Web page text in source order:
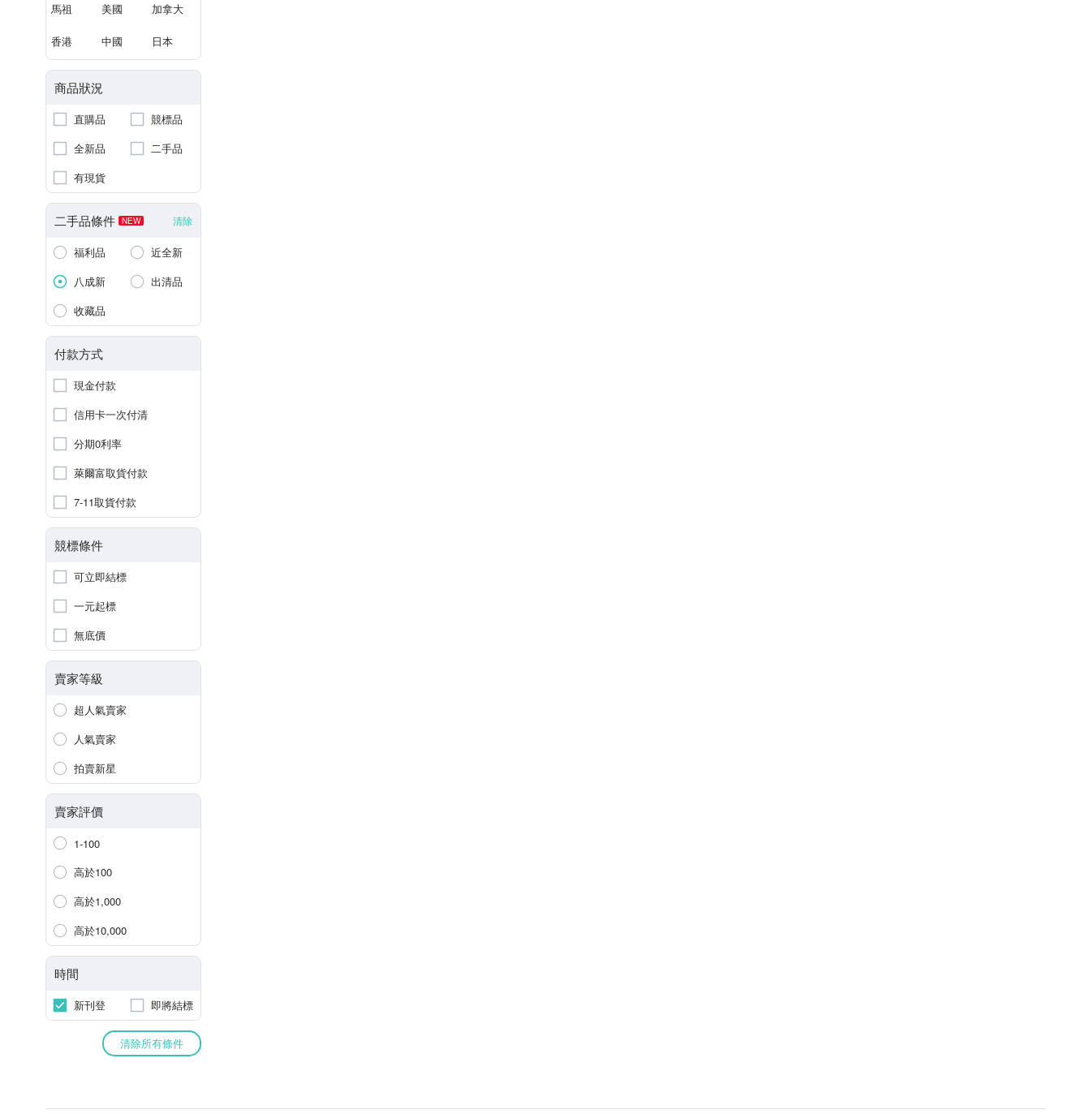
馬祖 美國 加拿大
香港 中國 日本
商品狀況
直購品
競標品
全新品
二手品
有現貨
二手品條件 NEW 清除
福利品
近全新
八成新
出清品
收藏品
付款方式
現金付款
信用卡一次付清
分期0利率
萊爾富取貨付款
7-11取貨付款
競標條件
可立即結標
一元起標
無底價
賣家等級
超人氣賣家
人氣賣家
拍賣新星
賣家評價
1-100
高於100
高於1,000
高於10,000
時間
新刊登 即將結標
清除所有條件